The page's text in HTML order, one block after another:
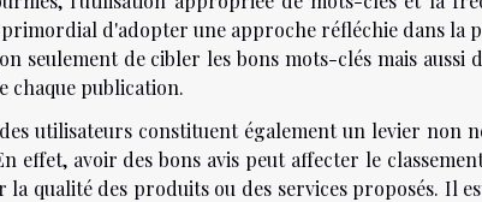
d'adopter une approche réfléchie dans la
seulement de cibler les bons mots-clés mais aussi
chaque publication.
utilisateurs constituent également un levier non
effet, avoir des bons avis peut affecter le
qualité des produits ou des services proposés. Il